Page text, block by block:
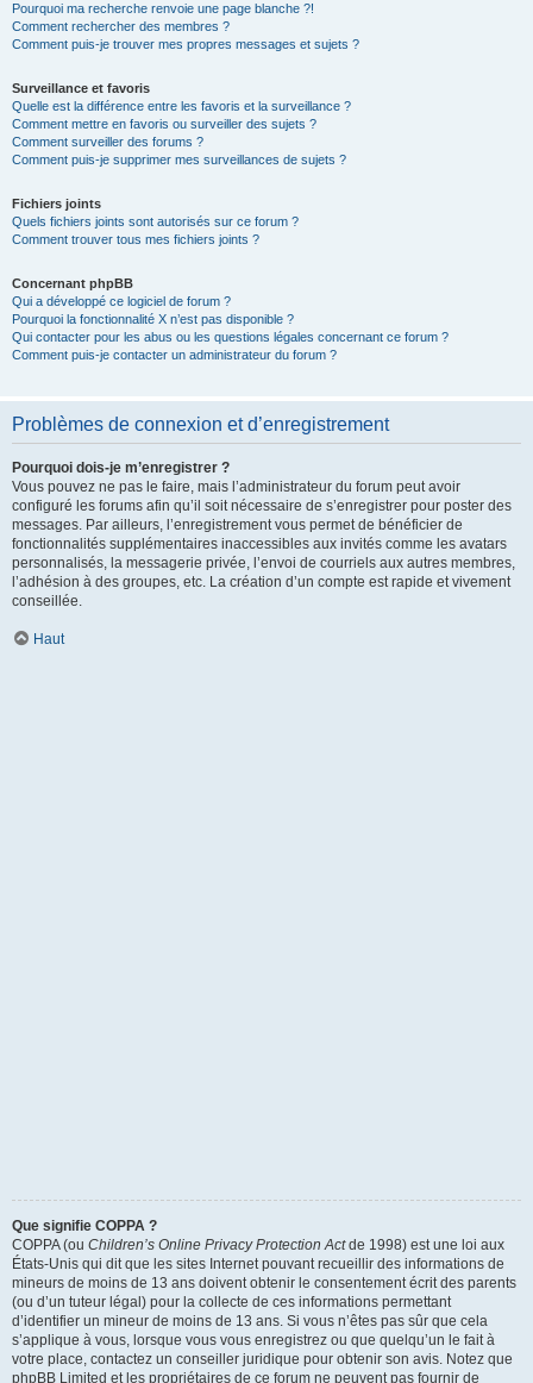
Pourquoi ma recherche renvoie une page blanche ?!
Comment rechercher des membres ?
Comment puis-je trouver mes propres messages et sujets ?
Surveillance et favoris
Quelle est la différence entre les favoris et la surveillance ?
Comment mettre en favoris ou surveiller des sujets ?
Comment surveiller des forums ?
Comment puis-je supprimer mes surveillances de sujets ?
Fichiers joints
Quels fichiers joints sont autorisés sur ce forum ?
Comment trouver tous mes fichiers joints ?
Concernant phpBB
Qui a développé ce logiciel de forum ?
Pourquoi la fonctionnalité X n’est pas disponible ?
Qui contacter pour les abus ou les questions légales concernant ce forum ?
Comment puis-je contacter un administrateur du forum ?
Problèmes de connexion et d’enregistrement
Pourquoi dois-je m’enregistrer ?
Vous pouvez ne pas le faire, mais l’administrateur du forum peut avoir
configuré les forums afin qu’il soit nécessaire de s’enregistrer pour poster des
messages. Par ailleurs, l’enregistrement vous permet de bénéficier de
fonctionnalités supplémentaires inaccessibles aux invités comme les avatars
personnalisés, la messagerie privée, l’envoi de courriels aux autres membres,
l’adhésion à des groupes, etc. La création d’un compte est rapide et vivement
conseillée.
Haut
Que signifie COPPA ?
COPPA (ou Children’s Online Privacy Protection Actde 1998) est une loi aux
États-Unis qui dit que les sites Internet pouvant recueillir des informations de
mineurs de moins de 13 ans doivent obtenir le consentement écrit des parents
(ou d’un tuteur légal) pour la collecte de ces informations permettant
d’identifier un mineur de moins de 13 ans. Si vous n’êtes pas sûr que cela
s’applique à vous, lorsque vous vous enregistrez ou que quelqu’un le fait à
votre place, contactez un conseiller juridique pour obtenir son avis. Notez que
phpBB Limited et les propriétaires de ce forum ne peuvent pas fournir de